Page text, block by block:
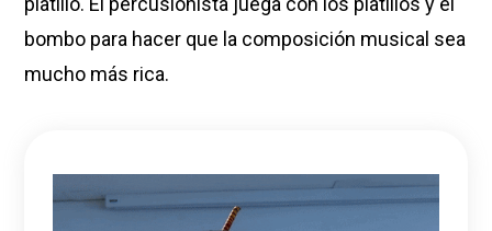
bombo para hacer que la composición musical sea
mucho más rica.